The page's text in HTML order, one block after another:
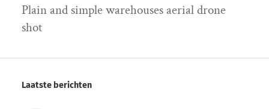
Plain and simple warehouses aerial drone
shot
Laatste berichten